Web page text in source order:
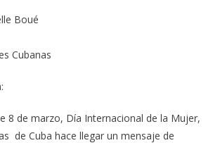
Boué
Cubanas
8 de marzo, Día Internacional de la Mujer,
de Cuba hace llegar un mensaje de